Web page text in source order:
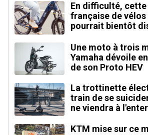
En difficulté,
française de
pourrait bientôt
Une moto à trois
Yamaha dévoile
de son Proto HEV
La trottinette
train de se
ne viendra à
KTM mise sur ce